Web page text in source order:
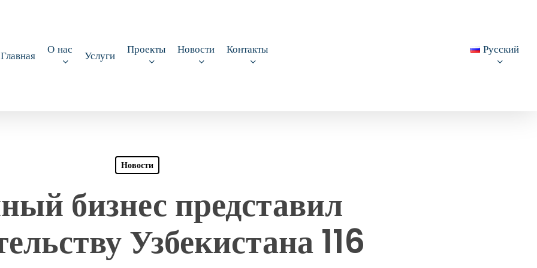
Главная О нас Услуги Проекты Новости Контакты Русский
Новости
бизнес представил
Узбекистана 116